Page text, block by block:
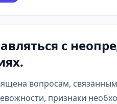
с
вопросам,
признаки